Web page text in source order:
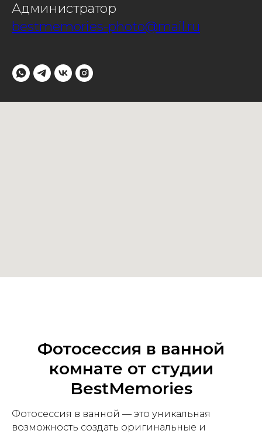
Администратор
bestmemories-photo@mail.ru
Фотосессия в ванной
комнате от студии
BestMemories
Фотосессия в ванной — это уникальная
возможность создать оригинальные и